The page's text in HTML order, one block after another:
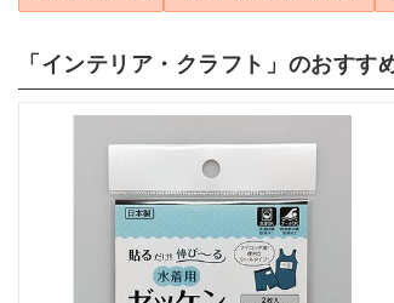
「インテリア・クラフト」のおすす